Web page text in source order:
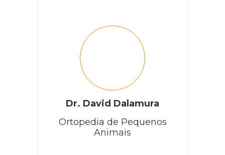
Dr. David Dalamura
Ortopedia de Pequenos
Animais